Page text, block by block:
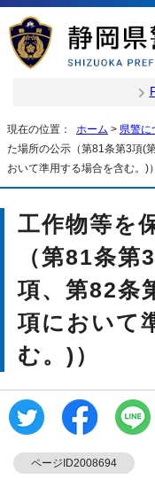
現在の位置： ホーム > 県警に
た場所の公示（第81条第3項(
おいて準用する場合を含む。)）
工作物等を
（第81条
項、第82条
項において
む。)）
ページID2008694